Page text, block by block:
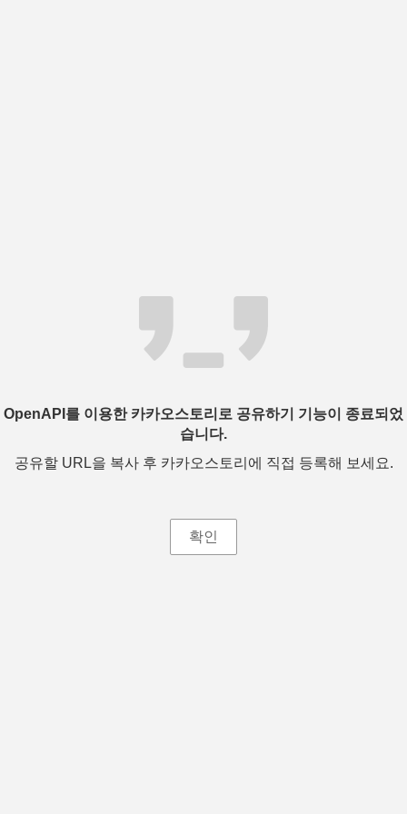
OpenAPI를 이용한 카카오스토리로 공유하기 기능이 종료되었
습니다.
공유할 URL을 복사 후 카카오스토리에 직접 등록해 보세요.
확인